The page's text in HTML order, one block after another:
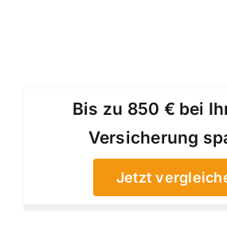
Bis zu 850 € bei
Versicherung
Jetzt